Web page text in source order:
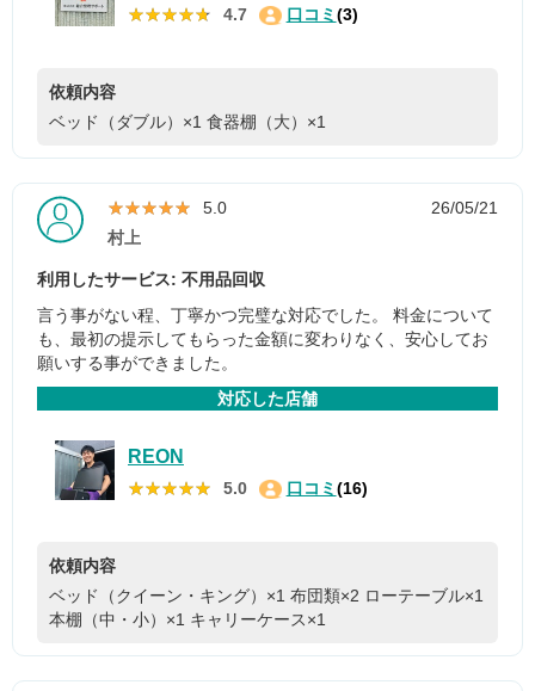
★★★★★
★★★★★ 4.7 口コミ (3)
依頼内容
ベッド（ダブル）×1 食器棚（大）×1
★★★★★
★★★★★ 5.0
26/05/21
村上
利用したサービス: 不用品回収
言う事がない程、丁寧かつ完璧な対応でした。 料金について
も、最初の提示してもらった金額に変わりなく、安心してお
願いする事ができました。
対応した店舗
REON
★★★★★
★★★★★ 5.0 口コミ (16)
依頼内容
ベッド（クイーン・キング）×1 布団類×2 ローテーブル×1
本棚（中・小）×1 キャリーケース×1